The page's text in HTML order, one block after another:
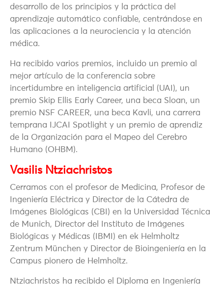
desarrollo de los principios y la práctica del
aprendizaje automático confiable, centrándose en
las aplicaciones a la neurociencia y la atención
médica.
Ha recibido varios premios, incluido un premio al
mejor artículo de la conferencia sobre
incertidumbre en inteligencia artificial (UAI), un
premio Skip Ellis Early Career, una beca Sloan, un
premio NSF CAREER, una beca Kavli, una carrera
temprana IJCAI Spotlight y un premio de aprendiz
de la Organización para el Mapeo del Cerebro
Humano (OHBM).
Vasilis Ntziachristos
Cerramos con el profesor de Medicina, Profesor de
Ingeniería Eléctrica y Director de la Cátedra de
Imágenes Biológicas (CBI) en la Universidad Técnica
de Munich, Director del Instituto de Imágenes
Biológicas y Médicas (IBMI) en ek Helmholtz
Zentrum München y Director de Bioingeniería en la
Campus pionero de Helmholtz.
Ntziachristos ha recibido el Diploma en Ingeniería